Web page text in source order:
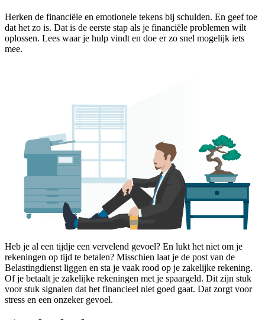
Herken de financiële en emotionele tekens bij schulden. En geef toe
dat het zo is. Dat is de eerste stap als je financiële problemen wilt
oplossen. Lees waar je hulp vindt en doe er zo snel mogelijk iets
mee.
Heb je al een tijdje een vervelend gevoel? En lukt het niet om je
rekeningen op tijd te betalen? Misschien laat je de post van de
Belastingdienst liggen en sta je vaak rood op je zakelijke rekening.
Of je betaalt je zakelijke rekeningen met je spaargeld. Dit zijn stuk
voor stuk signalen dat het financieel niet goed gaat. Dat zorgt voor
stress en een onzeker gevoel.